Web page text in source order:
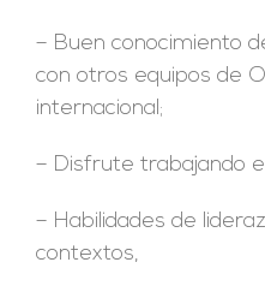
– Buen conocimiento
con otros equipos de
internacional;
– Disfrute trabajando
– Habilidades de
contextos,